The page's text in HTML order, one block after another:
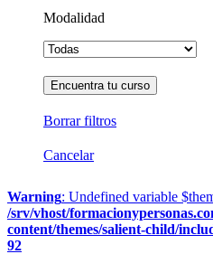
Modalidad
Borrar filtros
Cancelar
Warning: Undefined variable
/srv/vhost/
content/themes/salient-child/
92